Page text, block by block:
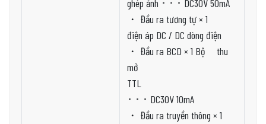
ghép ảnh ･ ･ ･ DC30V 50mA
・ Đầu ra tương tự × 1
điện áp DC / DC dòng điện
・ Đầu ra BCD × 1 Bộ thu
mở
TTL
･ ･ ･ DC30V 10mA
・ Đầu ra truyền thông × 1